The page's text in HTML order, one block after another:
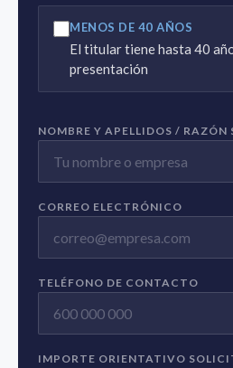
MENOS DE 40 AÑOS
El titular tiene hasta 40
presentación
NOMBRE Y APELLIDOS / RAZÓN
CORREO ELECTRÓNICO
TELÉFONO DE CONTACTO
IMPORTE ORIENTATIVO